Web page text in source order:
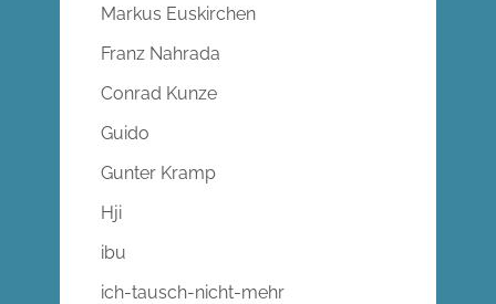
Markus Euskirchen
Franz Nahrada
Conrad Kunze
Guido
Gunter Kramp
Hji
ibu
ich-tausch-nicht-mehr